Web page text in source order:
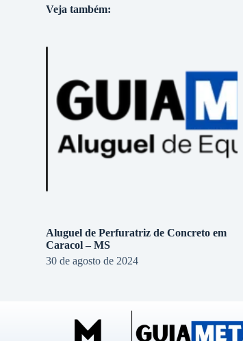
Veja também:
Aluguel de Perfuratriz de Concreto em
Caracol – MS
30 de agosto de 2024